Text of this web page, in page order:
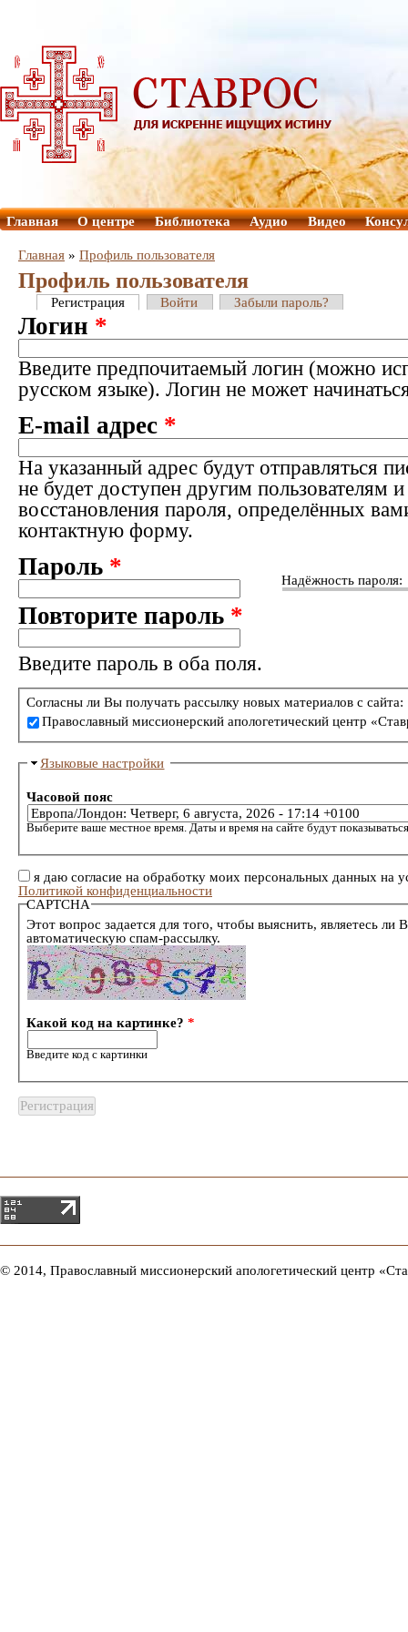
Главная О центре Библиотека Аудио Видео
Главная » Профиль пользователя
Профиль пользователя
Регистрация Войти Забыли пароль?
Логин *
Введите предпочитаемый логин (можно
русском языке). Логин не может
E-mail адрес *
На указанный адрес будут отправляться
не будет доступен другим пользователям
восстановления пароля, определённых
контактную форму.
Надёжность пароля:
Пароль *
Повторите пароль *
Введите пароль в оба поля.
Согласны ли Вы получать рассылку новых материалов с сайта:
Православный миссионерский апологетический центр
Языковые настройки
Часовой пояс
Выберите ваше местное время. Даты и время на сайте будут
я даю согласие на обработку моих персональных данных на
Политикой конфиденциальности
CAPTCHA
Этот вопрос задается для того, чтобы выяснить, являетесь ли
автоматическую спам-рассылку.
Какой код на картинке?*
Введите код с картинки
© 2014, Православный миссионерский апологетический центр